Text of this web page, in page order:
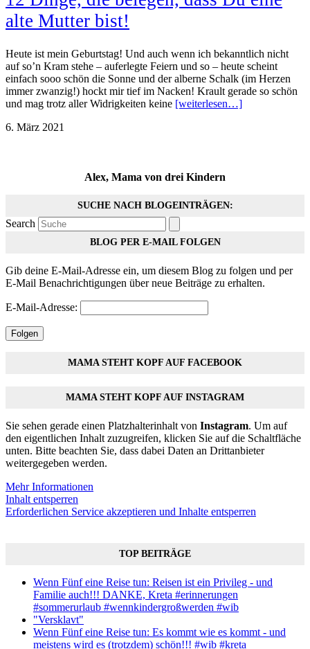
alte Mutter bist!
Heute ist mein Geburtstag! Und auch wenn ich bekanntlich nicht
auf so’n Kram stehe – auferlegte Feiern und so – heute scheint
einfach sooo schön die Sonne und der alberne Schalk (im Herzen
immer zwanzig!) hockt mir tief im Nacken! Krault gerade so schön
und mag trotz aller Widrigkeiten keine [weiterlesen…]
6. März 2021
Alex, Mama von drei Kindern
SUCHE NACH BLOGEINTRÄGEN:
Search
BLOG PER E-MAIL FOLGEN
Gib deine E-Mail-Adresse ein, um diesem Blog zu folgen und per
E-Mail Benachrichtigungen über neue Beiträge zu erhalten.
E-Mail-Adresse:
Folgen
MAMA STEHT KOPF AUF FACEBOOK
MAMA STEHT KOPF AUF INSTAGRAM
Sie sehen gerade einen Platzhalterinhalt von Instagram. Um auf
den eigentlichen Inhalt zuzugreifen, klicken Sie auf die Schaltfläche
unten. Bitte beachten Sie, dass dabei Daten an Drittanbieter
weitergegeben werden.
Mehr Informationen
Inhalt entsperren
Erforderlichen Service akzeptieren und Inhalte entsperren
TOP BEITRÄGE
Wenn Fünf eine Reise tun: Reisen ist ein Privileg - und
Familie auch!!! DANKE, Kreta #erinnerungen
#sommerurlaub #wennkindergroßwerden #wib
"Versklavt"
Wenn Fünf eine Reise tun: Es kommt wie es kommt - und
meistens wird es (trotzdem) schön!!! #wib #kreta